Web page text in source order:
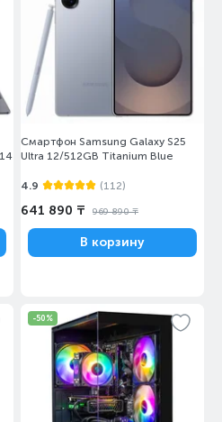
Смартфон Samsung Galaxy S25
Ultra 12/512GB Titanium Blue
4.9 (112)
641 890 ₸ 969 890 ₸
В корзину
-50%